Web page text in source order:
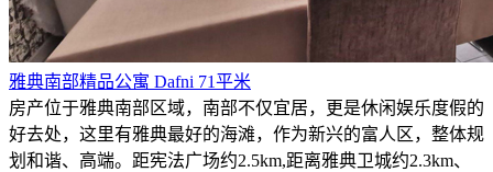
雅典南部精品公寓 Dafni 71平米
房产位于雅典南部区域，南部不仅宜居，更是休闲娱乐度假的
好去处，这里有雅典最好的海滩，作为新兴的富人区，整体规
划和谐、高端。距宪法广场约2.5km,距离雅典卫城约2.3km、